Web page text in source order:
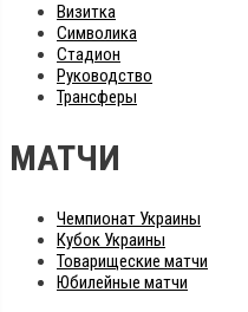
Визитка
Символика
Стадион
Руководство
Трансферы
МАТЧИ
Чемпионат Украины
Кубок Украины
Товарищеские матчи
Юбилейные матчи